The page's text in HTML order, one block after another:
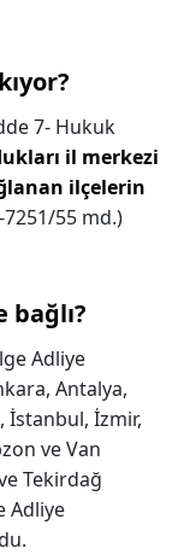
7- Hukuk
il merkezi
ilçelerin
55 md.)
Adliye
Antalya,
İstanbul, İzmir,
ve Van
Tekirdağ
Adliye